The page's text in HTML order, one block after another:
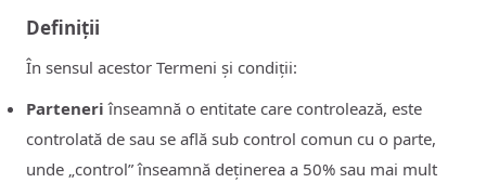
Definiții
În sensul acestor Termeni și condiții:
Parteneriînseamnă o entitate care controlează, este
controlată de sau se află sub control comun cu o parte,
unde „control” înseamnă deținerea a 50% sau mai mult